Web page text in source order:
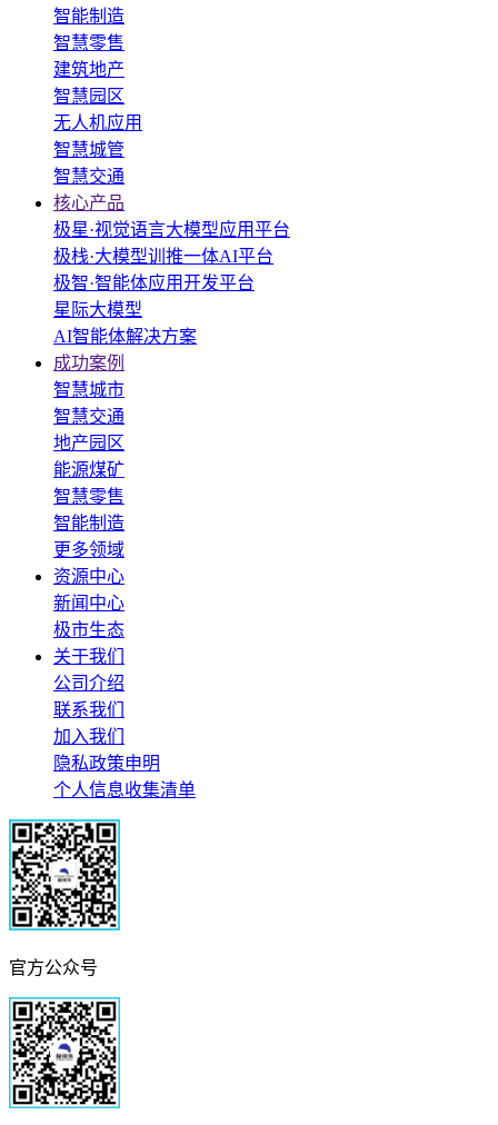
智能制造
智慧零售
建筑地产
智慧园区
无人机应用
智慧城管
智慧交通
核心产品
极星·视觉语言大模型应用平台
极栈·大模型训推一体AI平台
极智·智能体应用开发平台
星际大模型
AI智能体解决方案
成功案例
智慧城市
智慧交通
地产园区
能源煤矿
智慧零售
智能制造
更多领域
资源中心
新闻中心
极市生态
关于我们
公司介绍
联系我们
加入我们
隐私政策申明
个人信息收集清单
官方公众号